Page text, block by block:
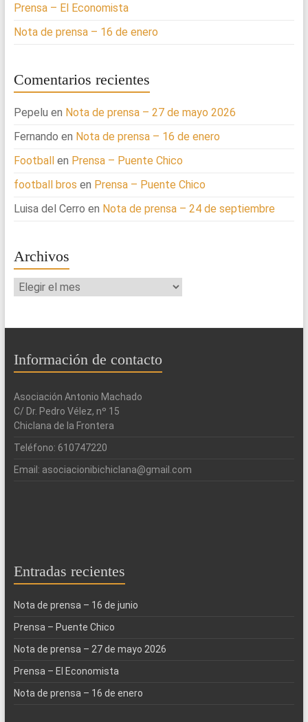
Prensa – El Economista
Nota de prensa – 16 de enero
Comentarios recientes
Pepelu en Nota de prensa – 27 de mayo 2026
Fernando en Nota de prensa – 16 de enero
Footballen Prensa – Puente Chico
football bros en Prensa – Puente Chico
Luisa del Cerro en Nota de prensa – 24 de septiembre
Archivos
Archivos
Información de contacto
Asociación Antonio Machado
C/ Dr. Pedro Vélez, nº 15
Chiclana de la Frontera
Teléfono: 610747220
Email: asociacionibichiclana@gmail.com
Entradas recientes
Nota de prensa – 16 de junio
Prensa – Puente Chico
Nota de prensa – 27 de mayo 2026
Prensa – El Economista
Nota de prensa – 16 de enero